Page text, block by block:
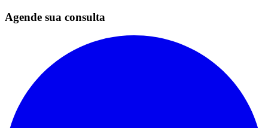
Agende sua consulta